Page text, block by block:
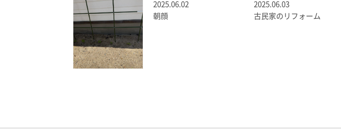
2025.06.02
朝顔
2025.06.03
古民家のリフォーム